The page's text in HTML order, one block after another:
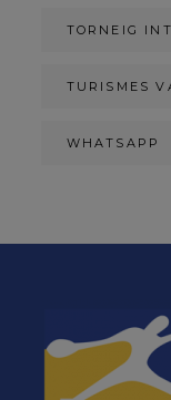
TORNEIG
TURISMES
WHATSAPP